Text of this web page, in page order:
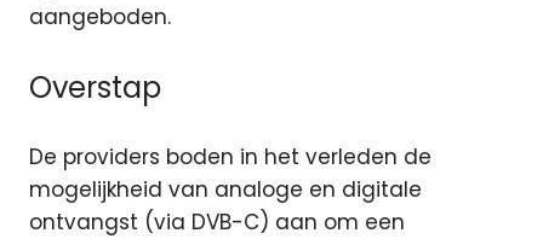
aangeboden.
Overstap
De providers boden in het verleden de
mogelijkheid van analoge en digitale
ontvangst (via DVB-C) aan om een